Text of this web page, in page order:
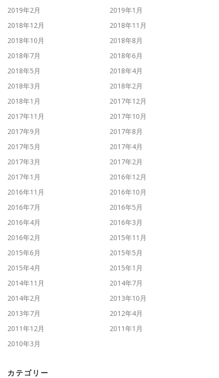
2019年2月
2019年1月
2018年12月
2018年11月
2018年10月
2018年8月
2018年7月
2018年6月
2018年5月
2018年4月
2018年3月
2018年2月
2018年1月
2017年12月
2017年11月
2017年10月
2017年9月
2017年8月
2017年5月
2017年4月
2017年3月
2017年2月
2017年1月
2016年12月
2016年11月
2016年10月
2016年7月
2016年5月
2016年4月
2016年3月
2016年2月
2015年11月
2015年6月
2015年5月
2015年4月
2015年1月
2014年11月
2014年7月
2014年2月
2013年10月
2013年7月
2012年4月
2011年12月
2011年1月
2010年3月
カテゴリー